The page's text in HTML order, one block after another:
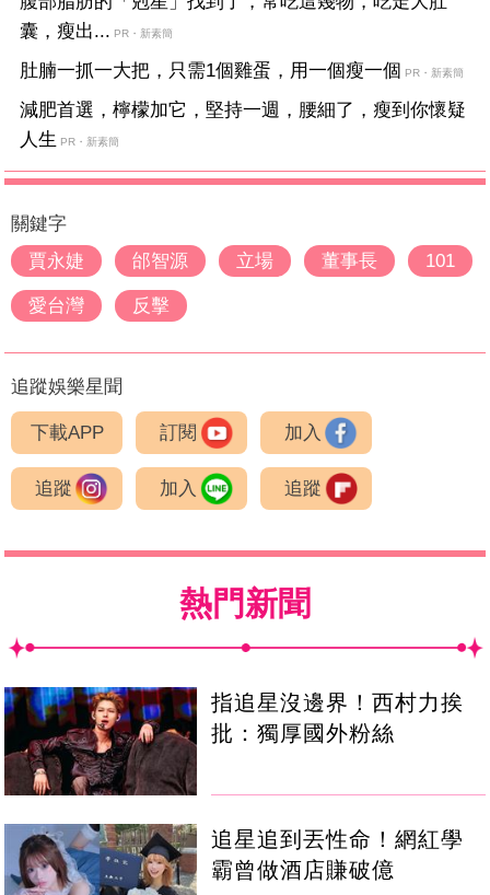
囊，瘦出... PR・新素簡
肚腩一抓一大把，只需1個雞蛋，用一個瘦一個 PR・新素簡
減肥首選，檸檬加它，堅持一週，腰細了，瘦到你懷疑
人生 PR・新素簡
關鍵字
賈永婕
邰智源 立場 董事長 101
愛台灣 反擊
追蹤娛樂星聞
下載APP 訂閱 加入
追蹤 加入 追蹤
熱門新聞
指追星沒邊界！西村力挨
批：獨厚國外粉絲
追星追到丟性命！網紅學
霸曾做酒店賺破億